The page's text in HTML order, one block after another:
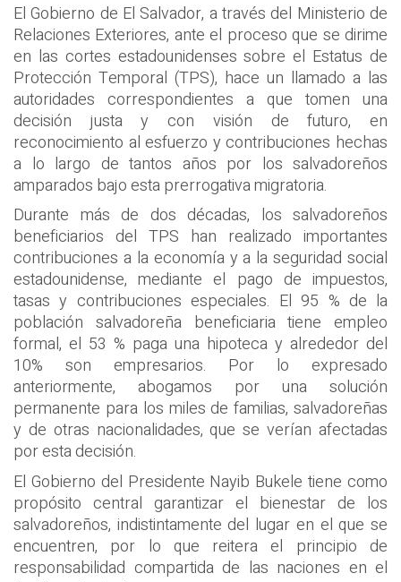
El Gobierno de El Salvador, a través del Ministerio de
Relaciones Exteriores, ante el proceso que se dirime
en las cortes estadounidenses sobre el Estatus de
Protección Temporal (TPS), hace un llamado a las
autoridades correspondientes a que tomen una
decisión justa y con visión de futuro, en
reconocimiento al esfuerzo y contribuciones hechas
a lo largo de tantos años por los salvadoreños
amparados bajo esta prerrogativa migratoria.
Durante más de dos décadas, los salvadoreños
beneficiarios del TPS han realizado importantes
contribuciones a la economía y a la seguridad social
estadounidense, mediante el pago de impuestos,
tasas y contribuciones especiales. El 95 % de la
población salvadoreña beneficiaria tiene empleo
formal, el 53 % paga una hipoteca y alrededor del
10% son empresarios. Por lo expresado
anteriormente, abogamos por una solución
permanente para los miles de familias, salvadoreñas
y de otras nacionalidades, que se verían afectadas
por esta decisión.
El Gobierno del Presidente Nayib Bukele tiene como
propósito central garantizar el bienestar de los
salvadoreños, indistintamente del lugar en el que se
encuentren, por lo que reitera el principio de
responsabilidad compartida de las naciones en el